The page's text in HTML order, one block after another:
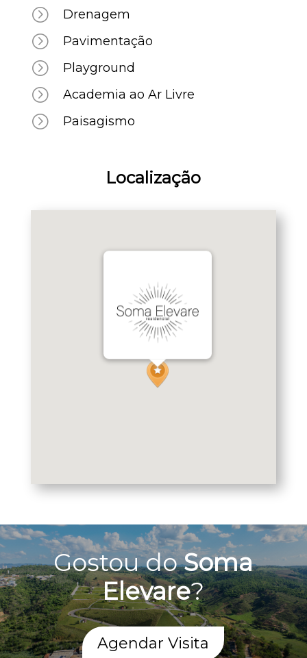
= Drenagem
= Pavimentação
= Playground
= Academia ao Ar Livre
= Paisagismo
Localização
Gostou doSoma
Elevare?
Agendar Visita